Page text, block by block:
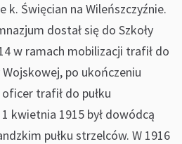
k. Święcian na Wileńszczyźnie.
dostał się do Szkoły
w ramach mobilizacji trafił do
Wojskowej, po ukończeniu
trafił do pułku
kwietnia 1915 był dowódcą
pułku strzelców. W 1916